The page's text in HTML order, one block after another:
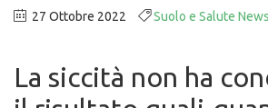
27 Ottobre 2022 Suolo e Salute News
La siccità non ha